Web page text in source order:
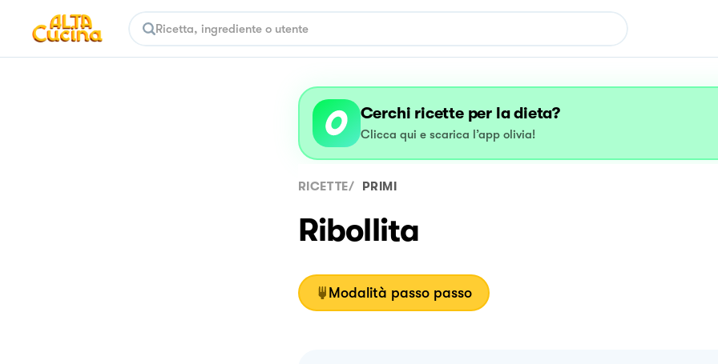
Cerchi ricette per la dieta?
Clicca qui e scarica l’app olivia!
RICETTE/ PRIMI
Ribollita
Modalità passo passo